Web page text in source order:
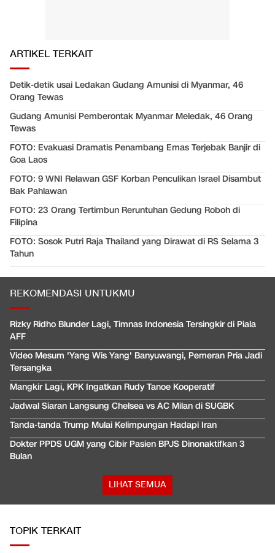
ARTIKEL TERKAIT
Detik-detik usai Ledakan Gudang Amunisi di Myanmar, 46
Orang Tewas
Gudang Amunisi Pemberontak Myanmar Meledak, 46 Orang
Tewas
FOTO: Evakuasi Dramatis Penambang Emas Terjebak Banjir di
Goa Laos
FOTO: 9 WNI Relawan GSF Korban Penculikan Israel Disambut
Bak Pahlawan
FOTO: 23 Orang Tertimbun Reruntuhan Gedung Roboh di
Filipina
FOTO: Sosok Putri Raja Thailand yang Dirawat di RS Selama 3
Tahun
REKOMENDASI UNTUKMU
Rizky Ridho Blunder Lagi, Timnas Indonesia Tersingkir di Piala
AFF
Video Mesum 'Yang Wis Yang' Banyuwangi, Pemeran Pria Jadi
Tersangka
Mangkir Lagi, KPK Ingatkan Rudy Tanoe Kooperatif
Jadwal Siaran Langsung Chelsea vs AC Milan di SUGBK
Tanda-tanda Trump Mulai Kelimpungan Hadapi Iran
Dokter PPDS UGM yang Cibir Pasien BPJS Dinonaktifkan 3
Bulan
LIHAT SEMUA
TOPIK TERKAIT